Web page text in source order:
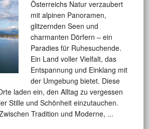
Österreichs Natur verzaubert
mit alpinen Panoramen,
glitzernden Seen und
charmanten Dörfern – ein
Paradies für Ruhesuchende.
Ein Land voller Vielfalt, das
Entspannung und Einklang mit
der Umgebung bietet. Diese
laden ein, den Alltag zu vergessen
Stille und Schönheit einzutauchen.
Tradition und Moderne, ...